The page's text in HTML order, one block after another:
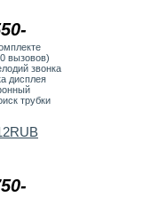
вызовов)
звонка
дисплея
трубки